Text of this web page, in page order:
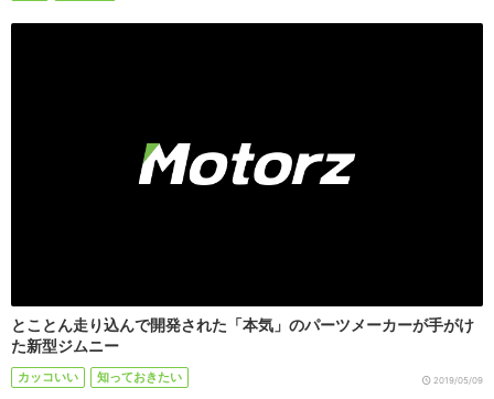
とことん走り込んで開発された「本気」のパーツメーカーが手がけ
た新型ジムニー
カッコいい 知っておきたい 2019/05/09